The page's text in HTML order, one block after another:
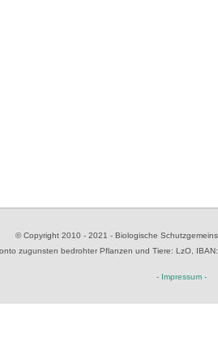
© Copyright 2010 - 2021 - Biologische
zugunsten bedrohter Pflanzen und Tiere: LzO,
- Impressum -